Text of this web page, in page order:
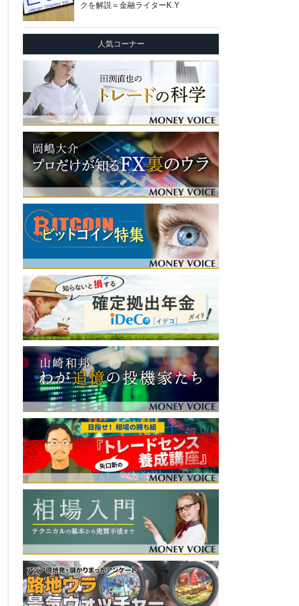
クを解説＝金融ライターK.Y
人気コーナー